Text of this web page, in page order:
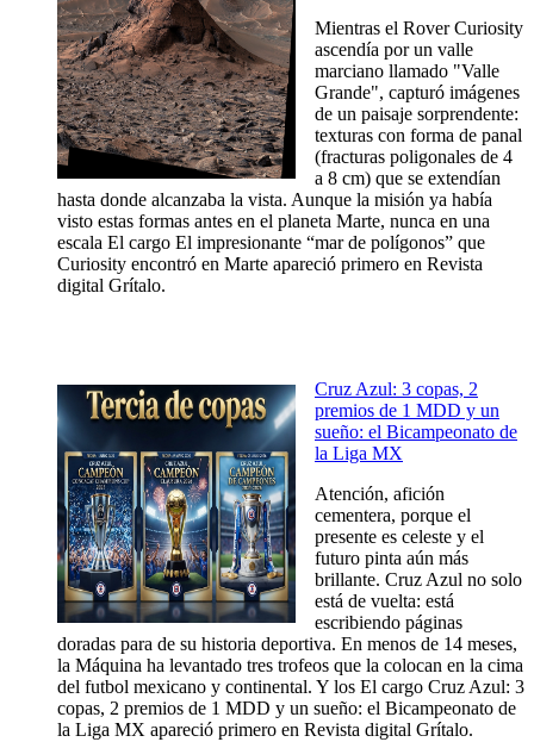
Mientras el Rover Curiosity
ascendía por un valle
marciano llamado "Valle
Grande", capturó imágenes
de un paisaje sorprendente:
texturas con forma de panal
(fracturas poligonales de 4
a 8 cm) que se extendían
hasta donde alcanzaba la vista. Aunque la misión ya había
visto estas formas antes en el planeta Marte, nunca en una
escala El cargo El impresionante “mar de polígonos” que
Curiosity encontró en Marte apareció primero en Revista
digital Grítalo.
Cruz Azul: 3 copas, 2
premios de 1 MDD y un
sueño: el Bicampeonato de
la Liga MX
Atención, afición
cementera, porque el
presente es celeste y el
futuro pinta aún más
brillante. Cruz Azul no solo
está de vuelta: está
escribiendo páginas
doradas para de su historia deportiva. En menos de 14 meses,
la Máquina ha levantado tres trofeos que la colocan en la cima
del futbol mexicano y continental. Y los El cargo Cruz Azul: 3
copas, 2 premios de 1 MDD y un sueño: el Bicampeonato de
la Liga MX apareció primero en Revista digital Grítalo.